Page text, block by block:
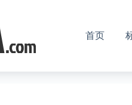
首页